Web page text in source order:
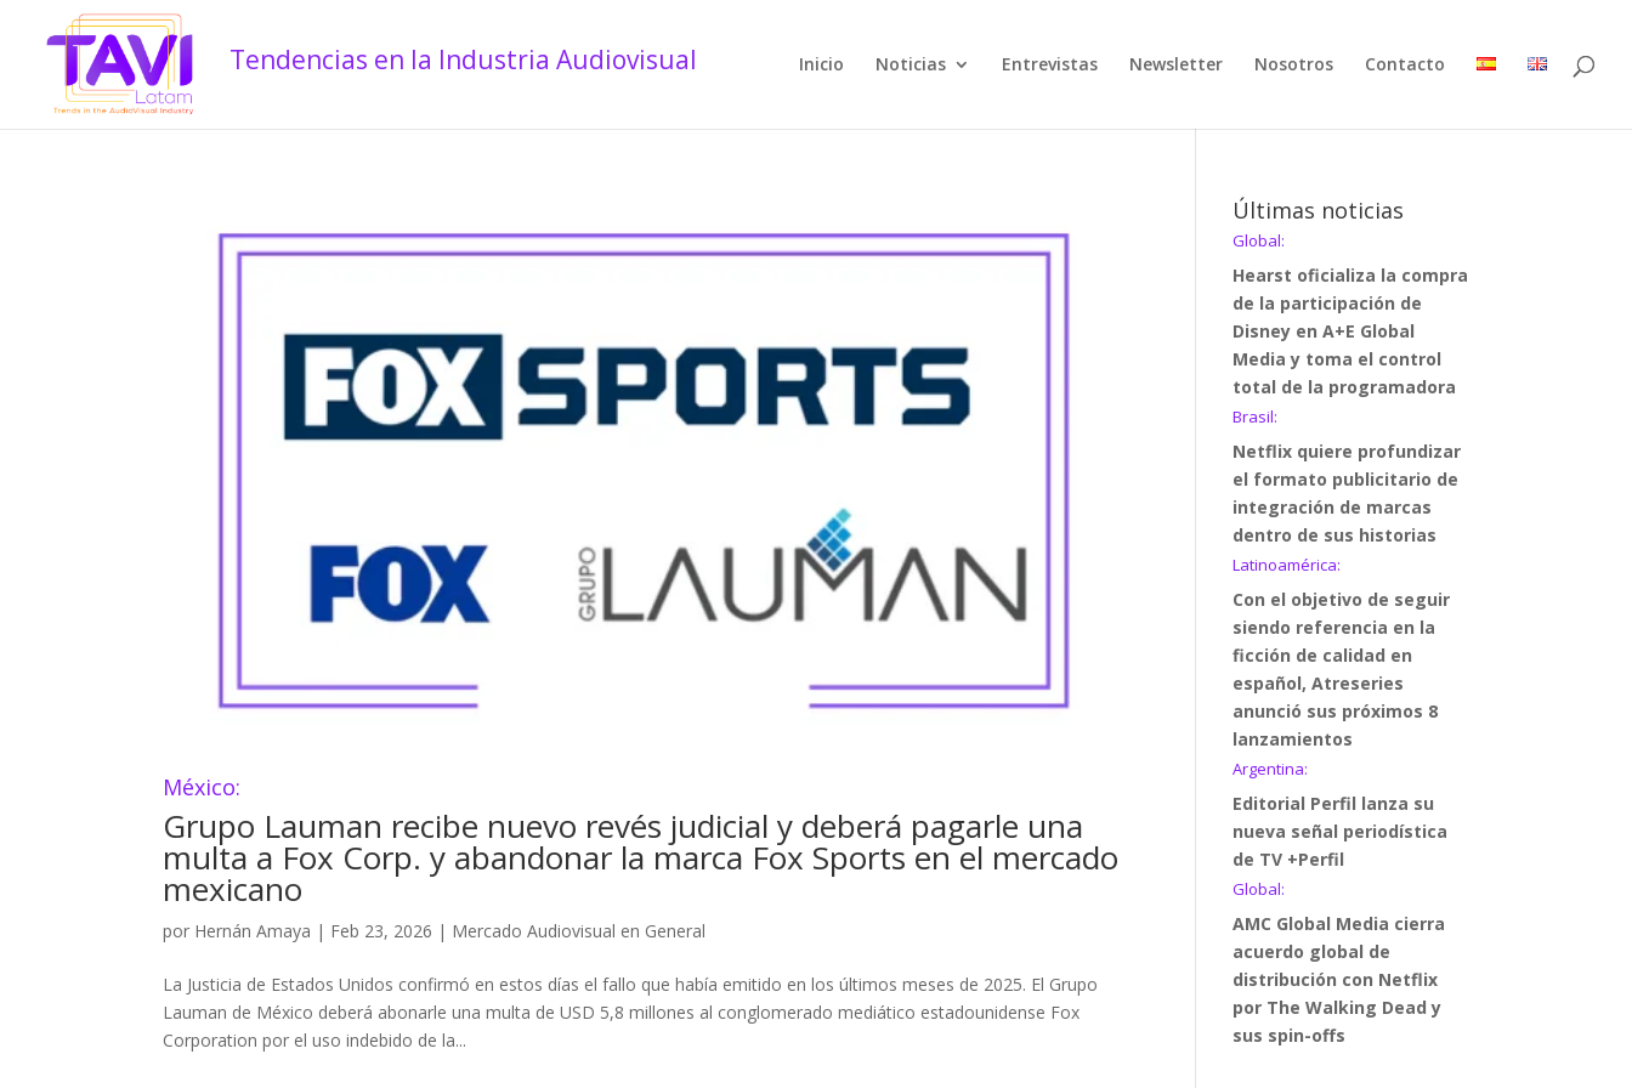
Inicio Noticias Entrevistas Newsletter Nosotros Contacto
México:
Grupo Lauman recibe nuevo revés judicial y deberá pagarle una
multa a Fox Corp. y abandonar la marca Fox Sports en el mercado
mexicano
por Hernán Amaya | Feb 23, 2026 | Mercado Audiovisual en General
La Justicia de Estados Unidos confirmó en estos días el fallo que había emitido en los últimos meses de 2025. El Grupo
Lauman de México deberá abonarle una multa de USD 5,8 millones al conglomerado mediático estadounidense Fox
Corporation por el uso indebido de la...
Últimas noticias
Global:
Hearst oficializa la compra
de la participación de
Disney en A+E Global
Media y toma el control
total de la programadora
Brasil:
Netflix quiere profundizar
el formato publicitario de
integración de marcas
dentro de sus historias
Latinoamérica:
Con el objetivo de seguir
siendo referencia en la
ficción de calidad en
español, Atreseries
anunció sus próximos 8
lanzamientos
Argentina:
Editorial Perfil lanza su
nueva señal periodística
de TV +Perfil
Global:
AMC Global Media cierra
acuerdo global de
distribución con Netflix
por The Walking Dead y
sus spin-offs